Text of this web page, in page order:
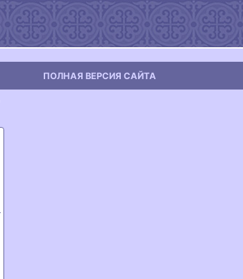
ПОЛНАЯ ВЕРСИЯ САЙТА